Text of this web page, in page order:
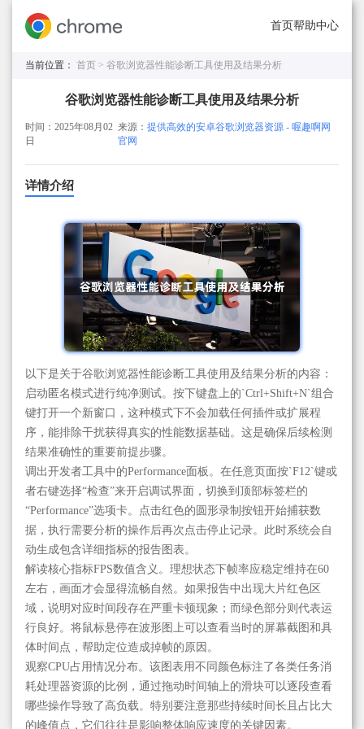
首页帮助中心
当前位置： 首页 > 谷歌浏览器性能诊断工具使用及结果分析
谷歌浏览器性能诊断工具使用及结果分析
时间：2025年08月02
日
来源：提供高效的安卓谷歌浏览器资源 - 喔趣啊网
官网
详情介绍
以下是关于谷歌浏览器性能诊断工具使用及结果分析的内容：
启动匿名模式进行纯净测试。按下键盘上的`Ctrl+Shift+N`组合
键打开一个新窗口，这种模式下不会加载任何插件或扩展程
序，能排除干扰获得真实的性能数据基础。这是确保后续检测
结果准确性的重要前提步骤。
调出开发者工具中的Performance面板。在任意页面按`F12`键或
者右键选择“检查”来开启调试界面，切换到顶部标签栏的
“Performance”选项卡。点击红色的圆形录制按钮开始捕获数
据，执行需要分析的操作后再次点击停止记录。此时系统会自
动生成包含详细指标的报告图表。
解读核心指标FPS数值含义。理想状态下帧率应稳定维持在60
左右，画面才会显得流畅自然。如果报告中出现大片红色区
域，说明对应时间段存在严重卡顿现象；而绿色部分则代表运
行良好。将鼠标悬停在波形图上可以查看当时的屏幕截图和具
体时间点，帮助定位造成掉帧的原因。
观察CPU占用情况分布。该图表用不同颜色标注了各类任务消
耗处理器资源的比例，通过拖动时间轴上的滑块可以逐段查看
哪些操作导致了高负载。特别要注意那些持续时间长且占比大
的峰值点，它们往往是影响整体响应速度的关键因素。